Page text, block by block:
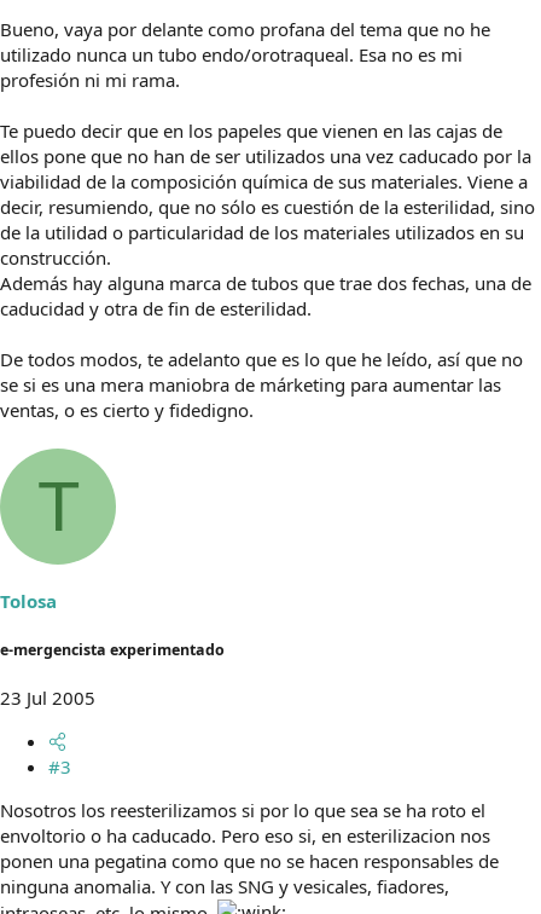
Bueno, vaya por delante como profana del tema que no he
utilizado nunca un tubo endo/orotraqueal. Esa no es mi
profesión ni mi rama.
Te puedo decir que en los papeles que vienen en las cajas de
ellos pone que no han de ser utilizados una vez caducado por la
viabilidad de la composición química de sus materiales. Viene a
decir, resumiendo, que no sólo es cuestión de la esterilidad, sino
de la utilidad o particularidad de los materiales utilizados en su
construcción.
Además hay alguna marca de tubos que trae dos fechas, una de
caducidad y otra de fin de esterilidad.
De todos modos, te adelanto que es lo que he leído, así que no
se si es una mera maniobra de márketing para aumentar las
ventas, o es cierto y fidedigno.
T
Tolosa
e-mergencista experimentado
23 Jul 2005
#3
Nosotros los reesterilizamos si por lo que sea se ha roto el
envoltorio o ha caducado. Pero eso si, en esterilizacion nos
ponen una pegatina como que no se hacen responsables de
ninguna anomalia. Y con las SNG y vesicales, fiadores,